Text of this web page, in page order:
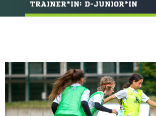
TRAINER*IN: D-JUNIOR*IN